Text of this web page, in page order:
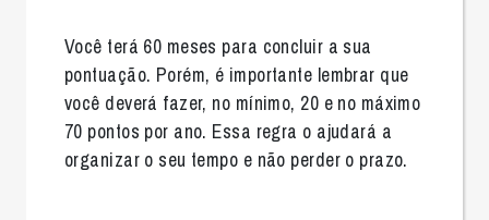
Você terá 60 meses para concluir a sua
pontuação. Porém, é importante lembrar que
você deverá fazer, no mínimo, 20 e no máximo
70 pontos por ano. Essa regra o ajudará a
organizar o seu tempo e não perder o prazo.